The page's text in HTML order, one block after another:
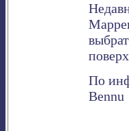
По
Bennu